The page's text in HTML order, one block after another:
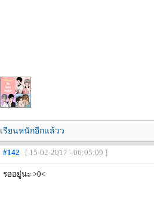
เรียนหนักอีกแล้วว
#142 [ 15-02-2017 - 06:05:09 ]
รออยู่นะ >0<